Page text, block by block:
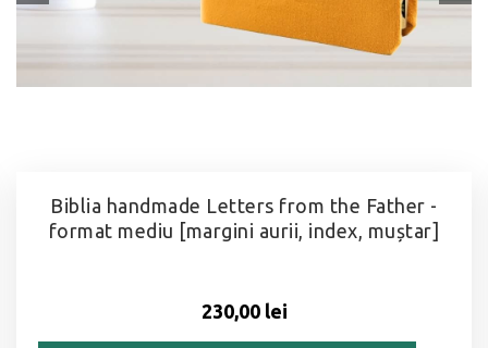
Biblia handmade Letters from the Father -
format mediu [margini aurii, index, muștar]
230,00 lei